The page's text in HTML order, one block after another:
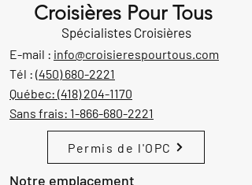
Croisières Pour Tous
Spécialistes Croisières
E-mail : info@croisierespourtous.com
Tél : (450) 680-2221
Québec: (418) 204-1170
Sans frais: 1-866-680-2221
Permis de l'OPC
Notre emplacement